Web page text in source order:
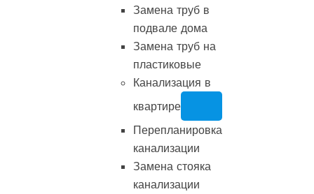
Замена труб в
подвале дома
Замена труб на
пластиковые
Канализация в
квартире
Перепланировка
канализации
Замена стояка
канализации